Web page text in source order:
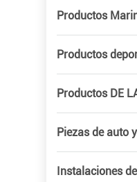
Productos
Productos
Productos DE
Piezas de auto
Instalaciones